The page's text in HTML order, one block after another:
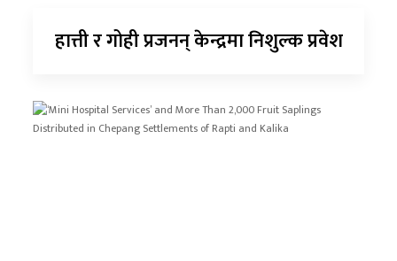
हात्ती र गोही प्रजनन् केन्द्रमा निशुल्क प्रवेश